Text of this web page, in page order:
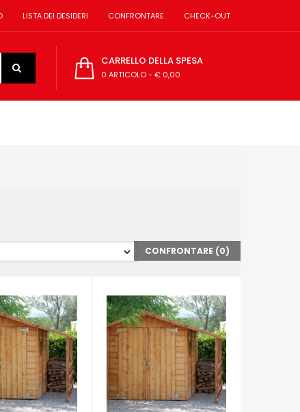
LISTA DEI DESIDERI CONFRONTARE CHECK-OUT
CARRELLO DELLA SPESA
0 ARTICOLO- € 0,00
CONFRONTARE (0)